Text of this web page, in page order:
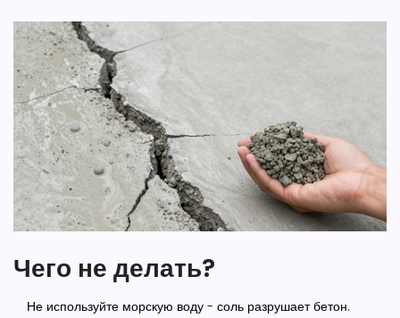
Чего не делать?
Не используйте морскую воду - соль разрушает бетон.